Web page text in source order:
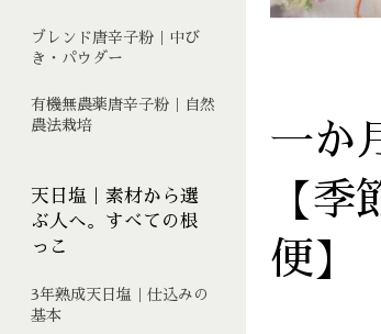
ブレンド唐辛子粉｜中び
き・パウダー
有機無農薬唐辛子粉｜自然
農法栽培
天日塩｜素材から選
ぶ人へ。すべての根
っこ
3年熟成天日塩｜仕込みの
基本
一か
【
便】